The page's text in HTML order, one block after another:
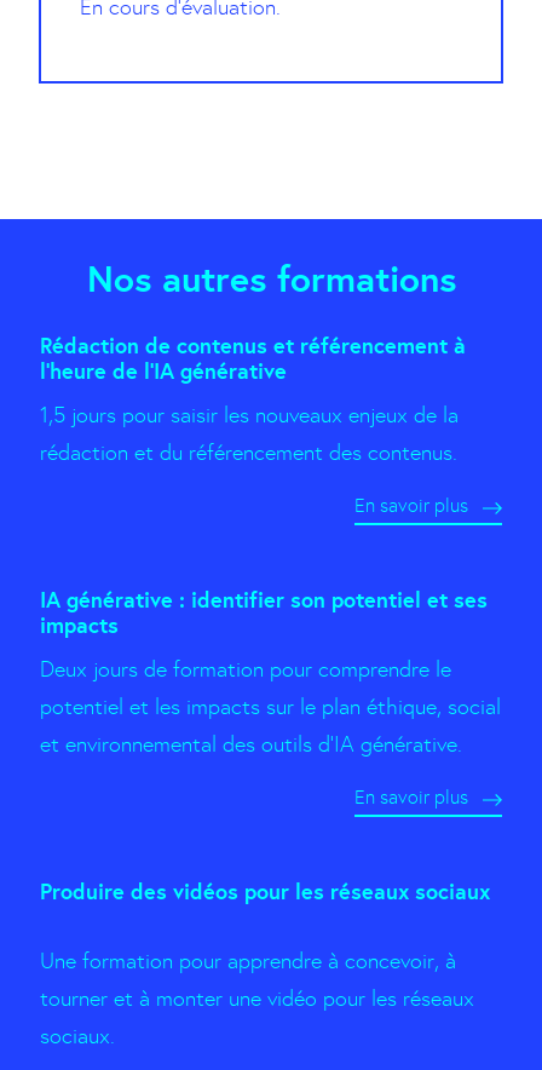
En cours d’évaluation.
Nos autres formations
Rédaction de contenus et référencement à
l’heure de l’IA générative
1,5 jours pour saisir les nouveaux enjeux de la
rédaction et du référencement des contenus.
En savoir plus
IA générative : identifier son potentiel et ses
impacts
Deux jours de formation pour comprendre le
potentiel et les impacts sur le plan éthique, social
et environnemental des outils d'IA générative.
En savoir plus
Produire des vidéos pour les réseaux sociaux
Une formation pour apprendre à concevoir, à
tourner et à monter une vidéo pour les réseaux
sociaux.